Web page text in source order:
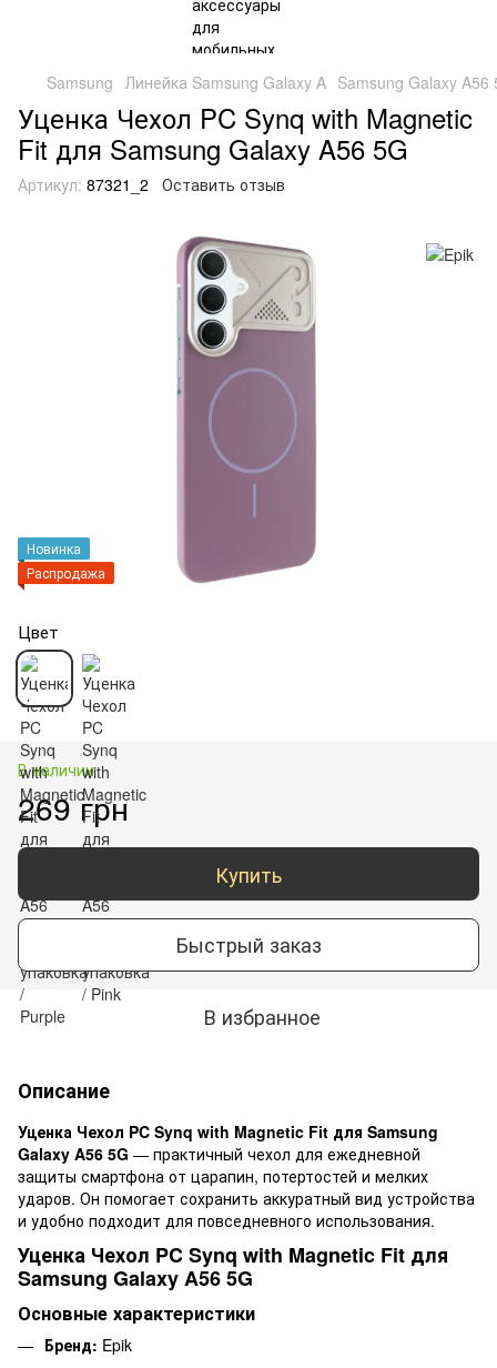
Samsung Линейка Samsung Galaxy A Samsung Galaxy A56
Уценка Чехол PC Synq with Magnetic
Fit для Samsung Galaxy A56 5G
Артикул: 87321_2 Оставить отзыв
Новинка
Распродажа
Цвет
В наличии
269 грн
Купить
Быстрый заказ
В избранное
Описание
Уценка Чехол PC Synq with Magnetic Fit для Samsung
Galaxy A56 5G — практичный чехол для ежедневной
защиты смартфона от царапин, потертостей и мелких
ударов. Он помогает сохранить аккуратный вид устройства
и удобно подходит для повседневного использования.
Уценка Чехол PC Synq with Magnetic Fit для
Samsung Galaxy A56 5G
Основные характеристики
Бренд: Epik